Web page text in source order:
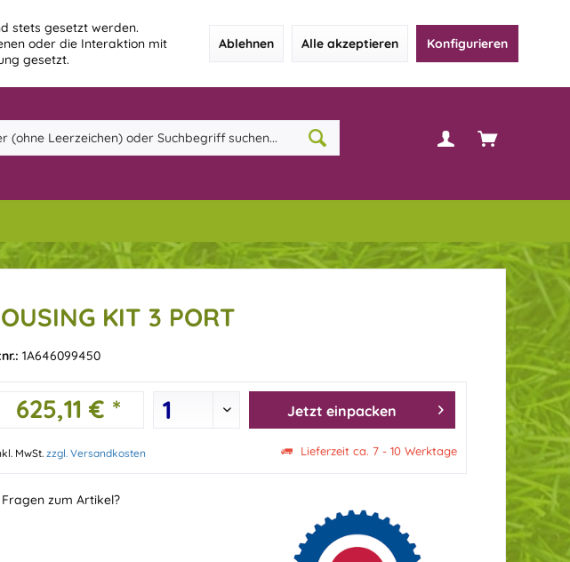
stets gesetzt werden.
oder die Interaktion mit
gesetzt.
Ablehnen Alle akzeptieren Konfigurieren
KIT 3 PORT
1A646099450
625,11 € * Jetzt einpacken
MwSt. zzgl. Versandkosten Lieferzeit ca. 7 - 10 Werktage
Fragen zum Artikel?